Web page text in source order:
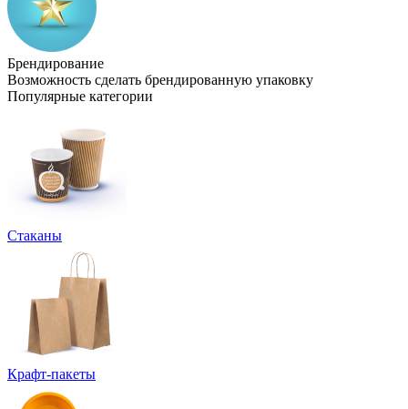
Брендирование
Возможность сделать брендированную упаковку
Популярные категории
Стаканы
Крафт-пакеты